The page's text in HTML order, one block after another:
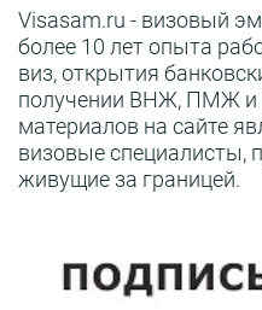
Visasam.ru - визовый
более 10 лет опыта
виз, открытия
получении ВНЖ, ПМЖ и
материалов на сайте
визовые специалисты,
живущие за границей.